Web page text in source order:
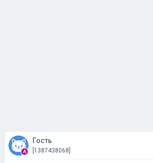
Гость
[1387438068]